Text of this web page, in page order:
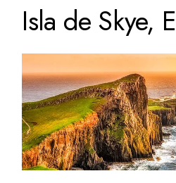
Isla de Skye,